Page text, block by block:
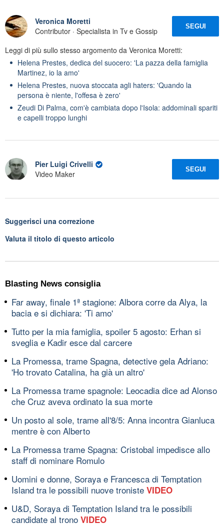
Veronica Moretti
Contributor · Specialista in Tv e Gossip
SEGUI
Leggi di più sullo stesso argomento da Veronica Moretti:
Helena Prestes, dedica del suocero: 'La pazza della famiglia
Martinez, io la amo'
Helena Prestes, nuova stoccata agli haters: 'Quando la
persona è niente, l'offesa è zero'
Zeudi Di Palma, com'è cambiata dopo l'Isola: addominali spariti
e capelli troppo lunghi
Pier Luigi Crivelli
Video Maker
SEGUI
Suggerisci una correzione
Valuta il titolo di questo articolo
Blasting News consiglia
Far away, finale 1ª stagione: Albora corre da Alya, la
bacia e si dichiara: 'Ti amo'
Tutto per la mia famiglia, spoiler 5 agosto: Erhan si
sveglia e Kadir esce dal carcere
La Promessa, trame Spagna, detective gela Adriano:
'Ho trovato Catalina, ha già un altro'
La Promessa trame spagnole: Leocadia dice ad Alonso
che Cruz aveva ordinato la sua morte
Un posto al sole, trame all'8/5: Anna incontra Gianluca
mentre è con Alberto
La Promessa trame Spagna: Cristobal impedisce allo
staff di nominare Romulo
Uomini e donne, Soraya e Francesca di Temptation
Island tra le possibili nuove troniste VIDEO
U&D, Soraya di Temptation Island tra le possibili
candidate al trono VIDEO